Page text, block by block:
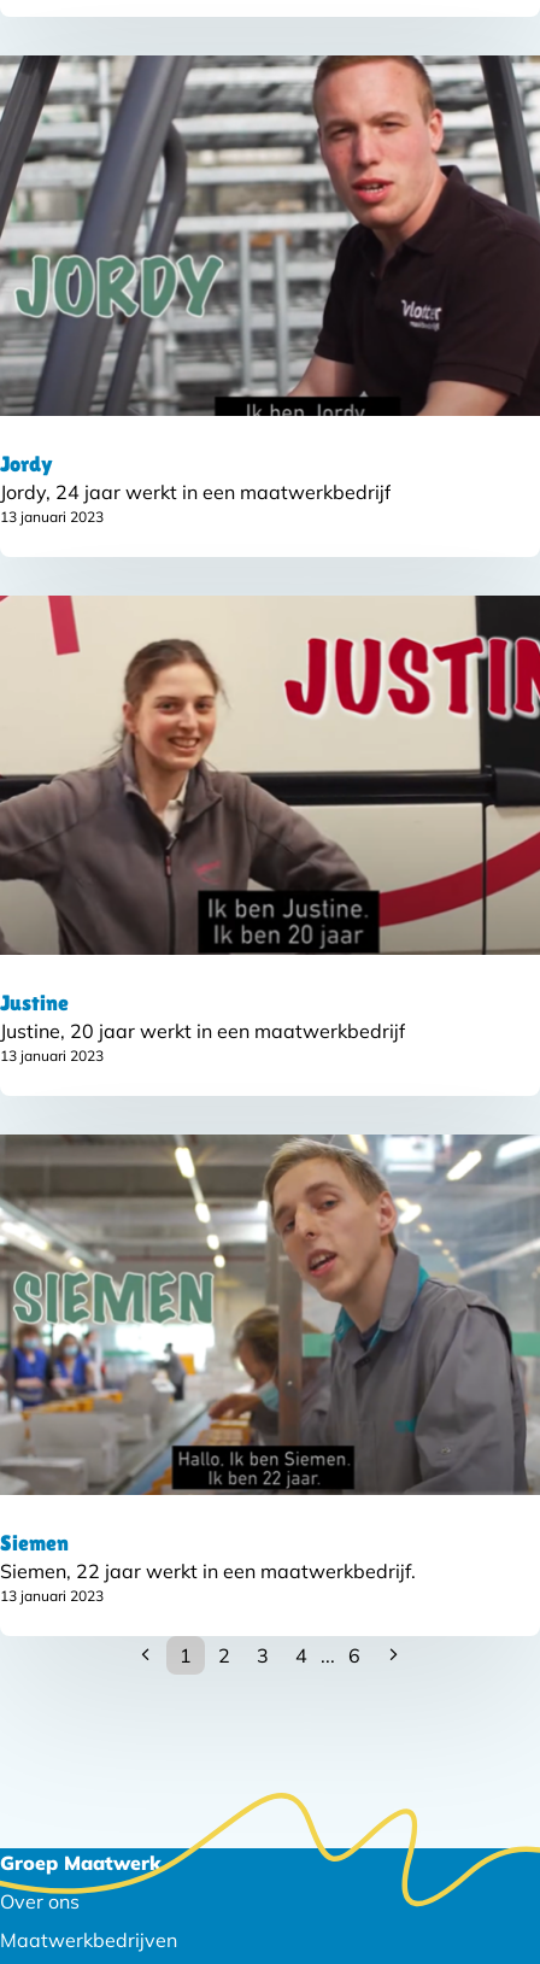
Jordy
Jordy, 24 jaar werkt in een maatwerkbedrijf
13 januari 2023
Justine
Justine, 20 jaar werkt in een maatwerkbedrijf
13 januari 2023
Siemen
Siemen, 22 jaar werkt in een maatwerkbedrijf.
13 januari 2023
1 2 3 4 ... 6
Footer
navigatie
Groep Maatwerk
Over ons
Maatwerkbedrijven